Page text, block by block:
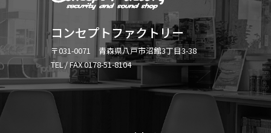
コンセプトファクトリー
〒031-0071 青森県八戸市沼館3丁目3-38
TEL / FAX 0178-51-8104